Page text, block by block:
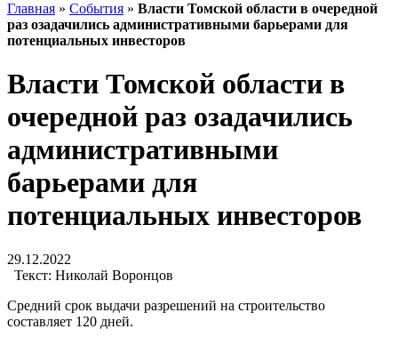
Главная » События » Власти Томской области в очередной
раз озадачились административными барьерами для
потенциальных инвесторов
Власти Томской области в
очередной раз озадачились
административными
барьерами для
потенциальных инвесторов
29.12.2022
Текст: Николай Воронцов
Средний срок выдачи разрешений на строительство
составляет 120 дней.